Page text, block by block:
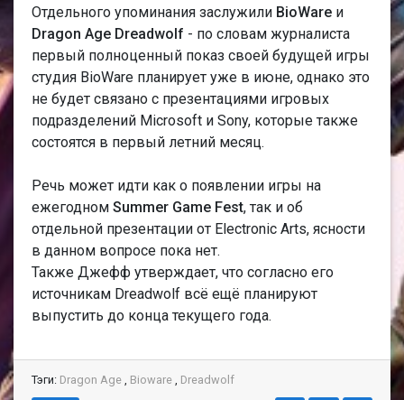
Отдельного упоминания заслужили BioWare и
Dragon Age Dreadwolf - по словам журналиста
первый полноценный показ своей будущей игры
студия BioWare планирует уже в июне, однако это
не будет связано с презентациями игровых
подразделений Microsoft и Sony, которые также
состоятся в первый летний месяц.
Речь может идти как о появлении игры на
ежегодном Summer Game Fest, так и об
отдельной презентации от Electronic Arts, ясности
в данном вопросе пока нет.
Также Джефф утверждает, что согласно его
источникам Dreadwolf всё ещё планируют
выпустить до конца текущего года.
Тэги: Dragon Age Bioware Dreadwolf